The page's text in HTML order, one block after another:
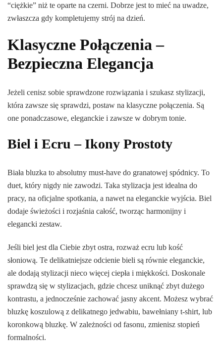
“ciężkie” niż te oparte na czerni. Dobrze jest to mieć na uwadze,
zwłaszcza gdy kompletujemy strój na dzień.
Klasyczne Połączenia –
Bezpieczna Elegancja
Jeżeli cenisz sobie sprawdzone rozwiązania i szukasz stylizacji,
która zawsze się sprawdzi, postaw na klasyczne połączenia. Są
one ponadczasowe, eleganckie i zawsze w dobrym tonie.
Biel i Ecru – Ikony Prostoty
Biała bluzka to absolutny must-have do granatowej spódnicy. To
duet, który nigdy nie zawodzi. Taka stylizacja jest idealna do
pracy, na oficjalne spotkania, a nawet na eleganckie wyjścia. Biel
dodaje świeżości i rozjaśnia całość, tworząc harmonijny i
elegancki zestaw.
Jeśli biel jest dla Ciebie zbyt ostra, rozważ ecru lub kość
słoniową. Te delikatniejsze odcienie bieli są równie eleganckie,
ale dodają stylizacji nieco więcej ciepła i miękkości. Doskonale
sprawdzą się w stylizacjach, gdzie chcesz uniknąć zbyt dużego
kontrastu, a jednocześnie zachować jasny akcent. Możesz wybrać
bluzkę koszulową z delikatnego jedwabiu, bawełniany t-shirt, lub
koronkową bluzkę. W zależności od fasonu, zmienisz stopień
formalności.